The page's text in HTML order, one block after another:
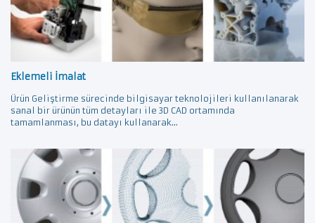
Eklemeli İmalat
Ürün Geliştirme sürecinde bilgisayar teknolojileri kullanılanarak
sanal bir ürünün tüm detayları ile 3D CAD ortamında
tamamlanması, bu datayı kullanarak...